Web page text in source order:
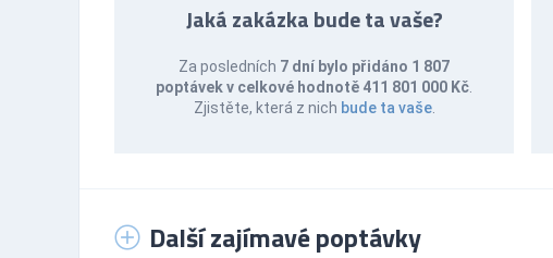
Jaká zakázka bude ta vaše?
Za posledních 7 dní bylo přidáno 1 807
poptávek v celkové hodnotě 411 801 000 Kč
Zjistěte, která z nich bude ta vaše.
Další zajímavé poptávky